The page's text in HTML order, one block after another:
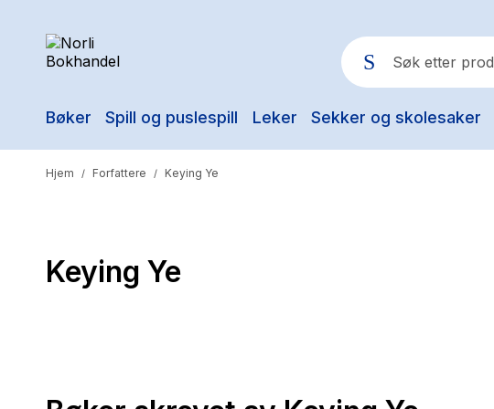
Bøker Spill og puslespill Leker Sekker og skolesaker
Populære søk
The
Hjem / Forfattere / Keying Ye
Keying Ye